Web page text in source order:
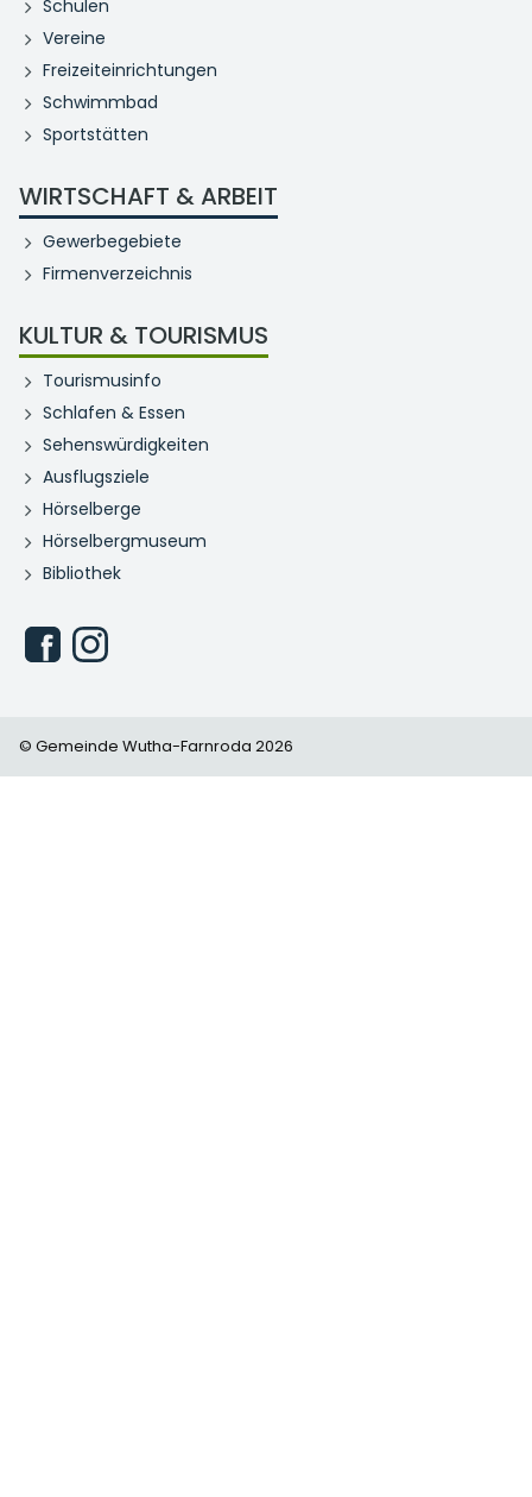
Schulen
Vereine
Freizeiteinrichtungen
Schwimmbad
Sportstätten
WIRTSCHAFT & ARBEIT
Gewerbegebiete
Firmenverzeichnis
KULTUR & TOURISMUS
Tourismusinfo
Schlafen & Essen
Sehenswürdigkeiten
Ausflugsziele
Hörselberge
Hörselbergmuseum
Bibliothek
© Gemeinde Wutha-Farnroda 2026